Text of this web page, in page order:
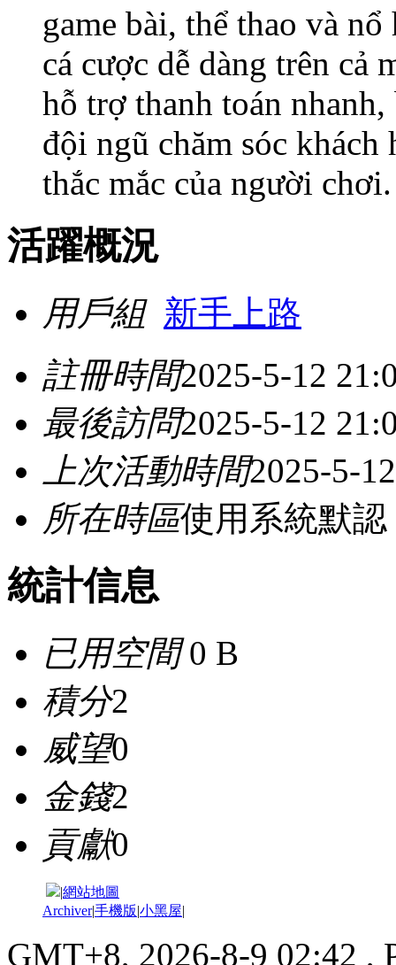
game bài, thể thao và
cá cược dễ dàng trên cả
hỗ trợ thanh toán
đội ngũ chăm sóc khách
thắc mắc của người
活躍概況
用戶組 新手上路
註冊時間2025-5-12
最後訪問2025-5-12
上次活動時間2025-5-
所在時區使用系統默認
統計信息
已用空間0 B
積分2
威望0
金錢2
貢獻0
|網站地圖
Archiver|手機版|小黑屋|
GMT+8, 2026-8-9 02:42 ,